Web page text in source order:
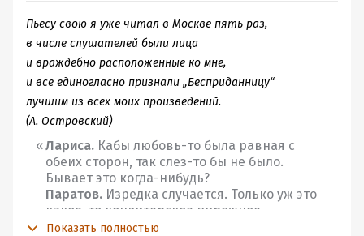
персонаж получил бы по заслугам.
Пьесу свою я уже читал в Москве пять раз,
в числе слушателей были лица
и враждебно расположенные ко мне,
и все единогласно признали „Бесприданницу“
лучшим из всех моих произведений.
(А. Островский)
Лариса. Кабы любовь-то была равная с
обеих сторон, так слез-то бы не было.
Бывает это когда-нибудь?
Паратов. Изредка случается. Только уж это
какое-то кондитерское пирожное
выходит, какое-то безэ.
Показать полностью